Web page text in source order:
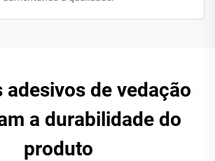
adesivos de vedação
a durabilidade do
produto